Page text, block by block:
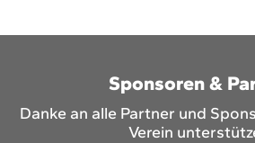
Sponsoren &
Danke an alle Partner und
Verein